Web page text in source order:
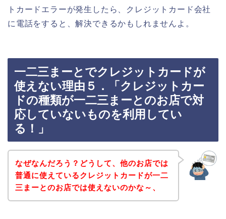
トカードエラーが発生したら、クレジットカード会社
に電話をすると、解決できるかもしれませんよ。
一二三まーとでクレジットカードが
使えない理由５．「クレジットカー
ドの種類が一二三まーとのお店で対
応していないものを利用してい
る！」
なぜなんだろう？どうして、他のお店では
普通に使えているクレジットカードが一二
三まーとのお店では使えないのかな～、